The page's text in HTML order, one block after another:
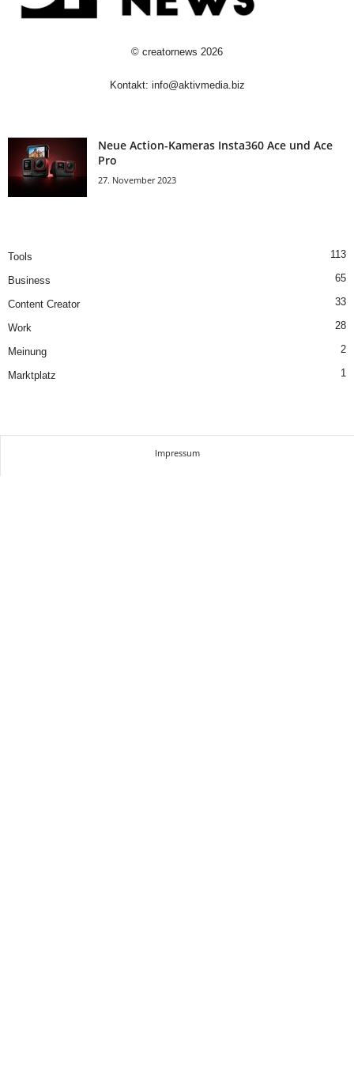
© creatornews 2026
Kontakt: info@aktivmedia.biz
Neue Action-Kameras Insta360 Ace und Ace
Pro
27. November 2023
Tools 113
Business 65
Content Creator 33
Work 28
Meinung 2
Marktplatz 1
Impressum